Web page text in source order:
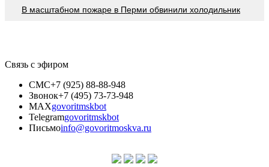
В масштабном пожаре в Перми обвинили холодильник
Связь с эфиром
СМС+7 (925) 88-88-948
Звонок+7 (495) 73-73-948
MAXgovoritmskbot
Telegramgovoritmskbot
Письмоinfo@govoritmoskva.ru